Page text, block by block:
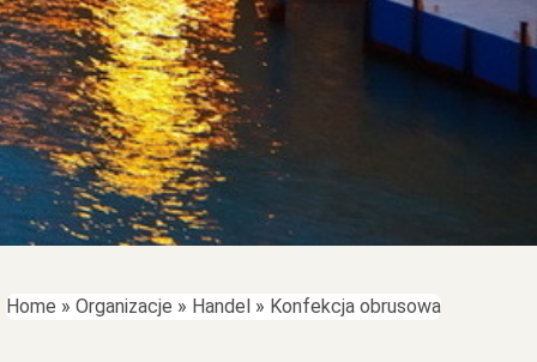
Home » Organizacje » Handel » Konfekcja obrusowa